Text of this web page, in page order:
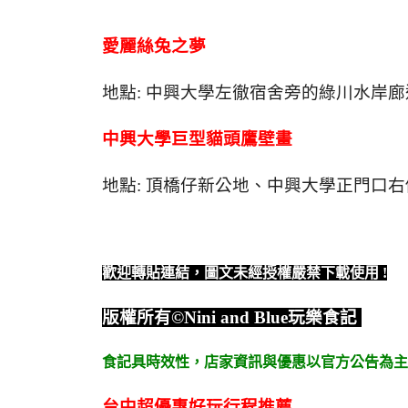
愛麗絲兔之夢
地點: 中興大學左徹宿舍旁的綠川水岸
中興大學巨型貓頭鷹壁畫
地點: 頂橋仔新公地、中興大學正門口
歡迎轉貼連結，圖文未經授權嚴禁下載使用 !
版權所有©Nini and Blue玩樂食記
食記具時效性， 店家資訊與優惠以官方公告為主